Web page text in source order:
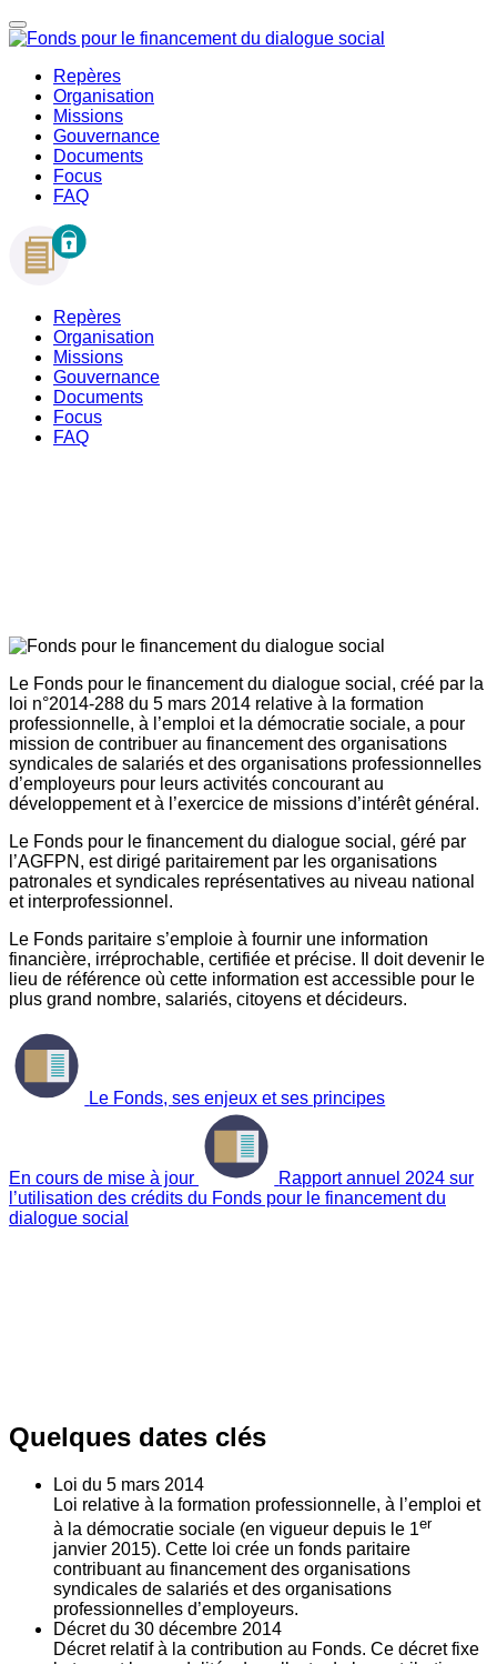
Repères
Organisation
Missions
Gouvernance
Documents
Focus
FAQ
Repères
Organisation
Missions
Gouvernance
Documents
Focus
FAQ
Le Fonds pour le financement du dialogue social, créé par la
loi n°2014-288 du 5 mars 2014 relative à la formation
professionnelle, à l’emploi et la démocratie sociale, a pour
mission de contribuer au financement des organisations
syndicales de salariés et des organisations professionnelles
d’employeurs pour leurs activités concourant au
développement et à l’exercice de missions d’intérêt général.
Le Fonds pour le financement du dialogue social, géré par
l’AGFPN, est dirigé paritairement par les organisations
patronales et syndicales représentatives au niveau national
et interprofessionnel.
Le Fonds paritaire s’emploie à fournir une information
financière, irréprochable, certifiée et précise. Il doit devenir le
lieu de référence où cette information est accessible pour le
plus grand nombre, salariés, citoyens et décideurs.
Le Fonds, ses enjeux et ses principes
En cours de mise à jour
Rapport annuel 2024 sur
l’utilisation des crédits du Fonds pour le financement du
dialogue social
Quelques dates clés
Loi du 5 mars 2014
Loi relative à la formation professionnelle, à l’emploi et
à la démocratie sociale (en vigueur depuis le 1er
janvier 2015). Cette loi crée un fonds paritaire
contribuant au financement des organisations
syndicales de salariés et des organisations
professionnelles d’employeurs.
Décret du 30 décembre 2014
Décret relatif à la contribution au Fonds. Ce décret fixe